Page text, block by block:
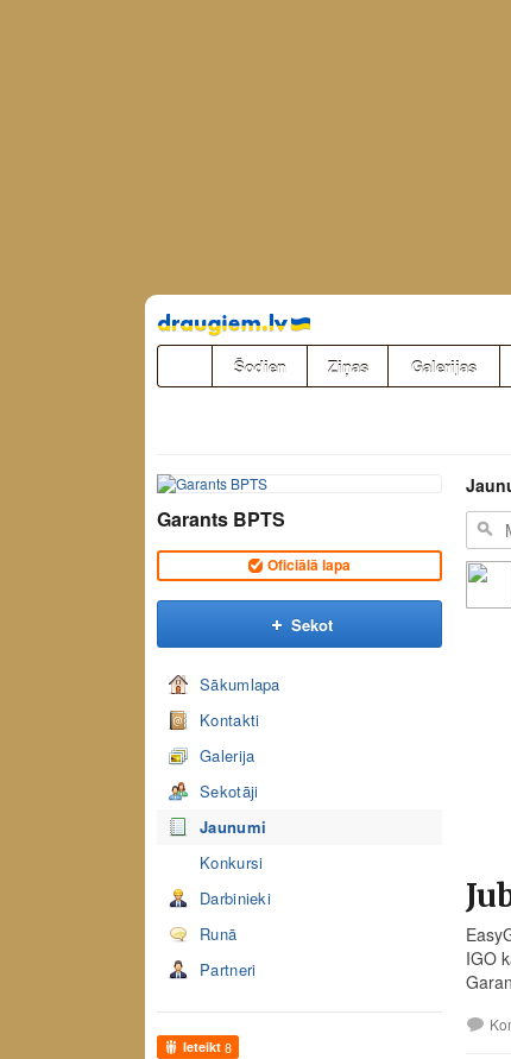
Pāriet
uz
saturu
Šodien Ziņas Galerijas
Garants BPTS
Oficiālā lapa
Sekot
Sākumlapa
Kontakti
Galerija
Sekotāji
Jaunumi
Konkursi
Darbinieki
Runā
Partneri
Ieteikt 8
IGO